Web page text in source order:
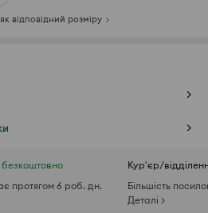
відповідний розміру
протягом 6 роб. дн.
Кур'єр/
Більшість
Деталі >